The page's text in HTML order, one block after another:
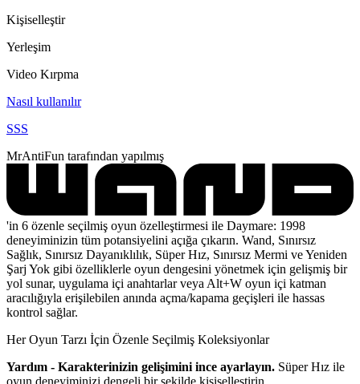
Kişiselleştir
Yerleşim
Video Kırpma
Nasıl kullanılır
SSS
MrAntiFun tarafından yapılmış
'in 6 özenle seçilmiş oyun özelleştirmesi ile Daymare: 1998
deneyiminizin tüm potansiyelini açığa çıkarın. Wand, Sınırsız
Sağlık, Sınırsız Dayanıklılık, Süper Hız, Sınırsız Mermi ve Yeniden
Şarj Yok gibi özelliklerle oyun dengesini yönetmek için gelişmiş bir
yol sunar, uygulama içi anahtarlar veya Alt+W oyun içi katman
aracılığıyla erişilebilen anında açma/kapama geçişleri ile hassas
kontrol sağlar.
Her Oyun Tarzı İçin Özenle Seçilmiş Koleksiyonlar
Yardım - Karakterinizin gelişimini ince ayarlayın. Süper Hız ile
oyun deneyiminizi dengeli bir şekilde kişiselleştirin.